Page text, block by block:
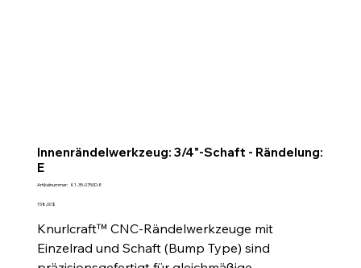
Innenrändelwerkzeug: 3/4"-Schaft - Rändelung:
E
Artikelnummer: Artikelnummer:
K1-35-0750D-E
Preis
158,00 $
Knurlcraft™ CNC-Rändelwerkzeuge mit
Einzelrad und Schaft (Bump Type) sind